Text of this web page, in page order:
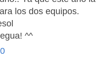
los dos equipos.
^^